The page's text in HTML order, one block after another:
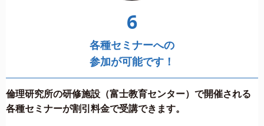
6
各種セミナーへの
参加が可能です！
倫理研究所の研修施設（富士教育センター）で開催される
各種セミナーが割引料金で受講できます。